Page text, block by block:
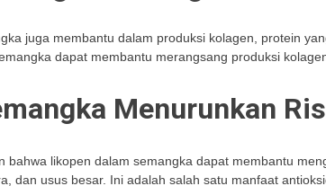
juga membantu dalam produksi kolagen, protein
dapat membantu merangsang produksi
Menurunkan
bahwa likopen dalam semangka dapat membantu
dan usus besar. Ini adalah salah satu manfaat